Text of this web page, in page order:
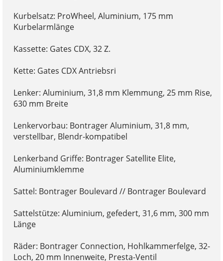
Kurbelsatz: ProWheel, Aluminium, 175 mm
Kurbelarmlänge
Kassette: Gates CDX, 32 Z.
Kette: Gates CDX Antriebsri
Lenker: Aluminium, 31,8 mm Klemmung, 25 mm Rise,
630 mm Breite
Lenkervorbau: Bontrager Aluminium, 31,8 mm,
verstellbar, Blendr-kompatibel
Lenkerband Griffe: Bontrager Satellite Elite,
Aluminiumklemme
Sattel: Bontrager Boulevard // Bontrager Boulevard
Sattelstütze: Aluminium, gefedert, 31,6 mm, 300 mm
Länge
Räder: Bontrager Connection, Hohlkammerfelge, 32-
Loch, 20 mm Innenweite, Presta-Ventil